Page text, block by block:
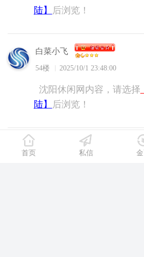
陆】
后浏览！
白菜小飞
54楼 2025/10/1 23:48:00
沈阳休闲网内容，请选择
陆】
后浏览！
首页 私信